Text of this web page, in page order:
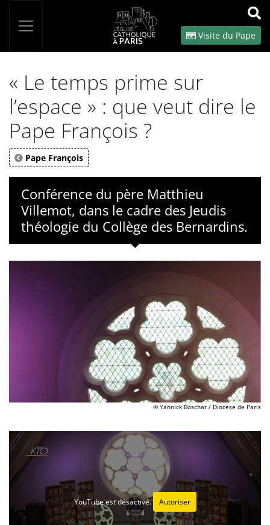
OK
Visite du Pape
« Le temps prime sur
l’espace » : que veut dire le
Pape François ?
Pape François
Conférence du père Matthieu
Villemot, dans le cadre des Jeudis
théologie du Collège des Bernardins.
© Yannick Boschat / Diocèse de Paris
YouTube est désactivé. Autoriser
Panneau de gestion des cookies